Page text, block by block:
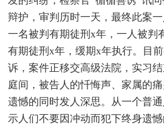
辩护，审判历时一天，最终此案
一名被判有期徒刑x年，一人被判
有期徒刑x年，缓期x年执行。目
诉，案件正移交高级法院，实习结
庭间，被告人的忏悔声、家属的
遗憾的同时发人深思。从一个普
示人们不要因冲动而犯下终身遗